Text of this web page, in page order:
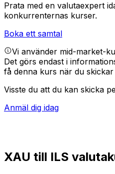
Prata med en valutaexpert
konkurrenternas kurser.
Boka ett samtal
Vi använder mid-market-
Det görs endast i
få denna kurs när du skickar
Visste du att du kan skicka
Anmäl dig idag
XAU till ILS